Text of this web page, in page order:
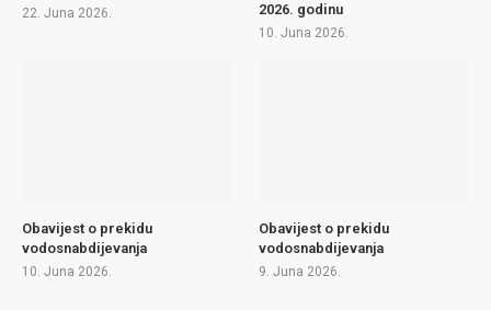
22. Juna 2026. 2026. godinu
10. Juna 2026.
Obavijest o prekidu
vodosnabdijevanja
10. Juna 2026.
Obavijest o prekidu
vodosnabdijevanja
9. Juna 2026.